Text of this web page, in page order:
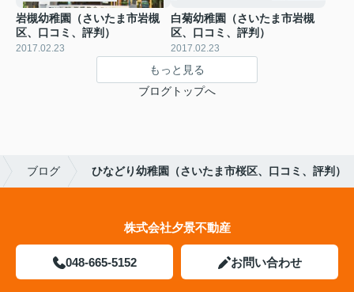
岩槻幼稚園（さいたま市岩槻
区、口コミ、評判）
2017.02.23
白菊幼稚園（さいたま市岩槻
区、口コミ、評判）
2017.02.23
もっと見る
ブログトップへ
ブログ ひなどり幼稚園（さいたま市桜区、口コミ、評判）
株式会社夕景不動産
048-665-5152 お問い合わせ